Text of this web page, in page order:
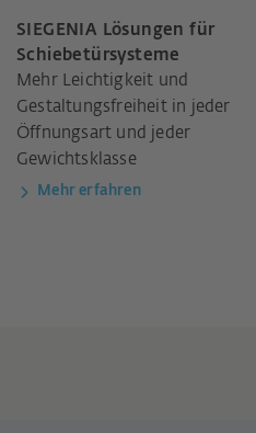
SIEGENIA Lösungen für
Schiebetürsysteme
Mehr Leichtigkeit und
Gestaltungsfreiheit in jeder
Öffnungsart und jeder
Gewichtsklasse
Mehr erfahren